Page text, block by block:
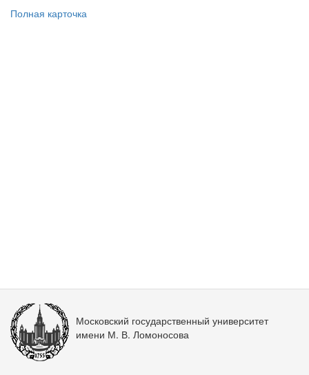
Полная карточка
Московский государственный университет
имени М. В. Ломоносова